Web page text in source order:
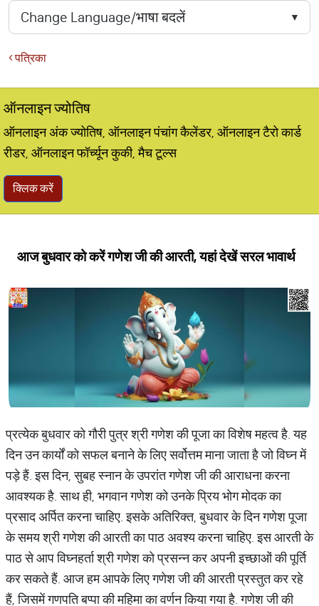
पत्रिका
ऑनलाइन ज्योतिष
ऑनलाइन अंक ज्योतिष, ऑनलाइन पंचांग कैलेंडर, ऑनलाइन टैरो कार्ड
रीडर, ऑनलाइन फॉर्च्यून कुकी, मैच टूल्स
क्लिक करें
आज बुधवार को करें गणेश जी की आरती, यहां देखें सरल भावार्थ
प्रत्येक बुधवार को गौरी पुत्र श्री गणेश की पूजा का विशेष महत्व है. यह
दिन उन कार्यों को सफल बनाने के लिए सर्वोत्तम माना जाता है जो विघ्न में
पड़े हैं. इस दिन, सुबह स्नान के उपरांत गणेश जी की आराधना करना
आवश्यक है. साथ ही, भगवान गणेश को उनके प्रिय भोग मोदक का
प्रसाद अर्पित करना चाहिए. इसके अतिरिक्त, बुधवार के दिन गणेश पूजा
के समय श्री गणेश की आरती का पाठ अवश्य करना चाहिए. इस आरती के
पाठ से आप विघ्नहर्ता श्री गणेश को प्रसन्न कर अपनी इच्छाओं की पूर्ति
कर सकते हैं. आज हम आपके लिए गणेश जी की आरती प्रस्तुत कर रहे
हैं, जिसमें गणपति बप्पा की महिमा का वर्णन किया गया है. गणेश जी की